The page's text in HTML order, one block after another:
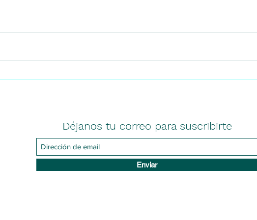
Déjanos tu correo para suscribirte
Enviar